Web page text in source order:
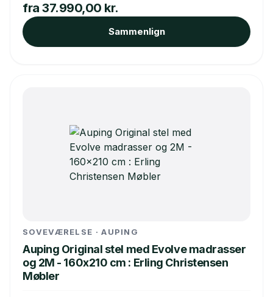
fra 37.990,00 kr.
Sammenlign
SOVEVÆRELSE · AUPING
Auping Original stel med Evolve madrasser
og 2M - 160x210 cm : Erling Christensen
Møbler